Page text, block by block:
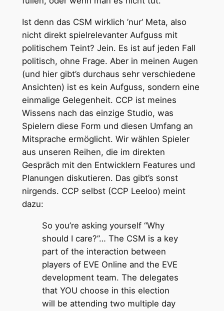
Ist denn das CSM wirklich ’nur‘ Meta, also
nicht direkt spielrelevanter Aufguss mit
politischem Teint? Jein. Es ist auf jeden Fall
politisch, ohne Frage. Aber in meinen Augen
(und hier gibt’s durchaus sehr verschiedene
Ansichten) ist es kein Aufguss, sondern eine
einmalige Gelegenheit. CCP ist meines
Wissens nach das einzige Studio, was
Spielern diese Form und diesen Umfang an
Mitsprache ermöglicht. Wir wählen Spieler
aus unseren Reihen, die im direkten
Gespräch mit den Entwicklern Features und
Planungen diskutieren. Das gibt’s sonst
nirgends. CCP selbst (CCP Leeloo) meint
dazu:
So you’re asking yourself “Why
should I care?”… The CSM is a key
part of the interaction between
players of EVE Online and the EVE
development team. The delegates
that YOU choose in this election
will be attending two multiple day